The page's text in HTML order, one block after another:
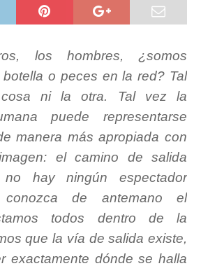
los hombres, ¿somos
o peces en la red? Tal
ni la otra. Tal vez la
puede representarse
manera más apropiada con
el camino de salida
hay ningún espectador
de antemano el
todos dentro de la
que la vía de salida existe,
exactamente dónde se halla